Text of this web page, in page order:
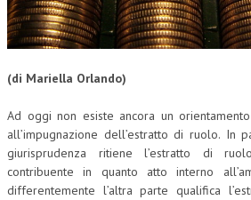
CORSI CE.S.E.D.
BROCHURE CE.S.E.D.
LA RIVISTA
(di Mariella Orlando)
Ad oggi non esiste ancora un
all’impugnazione dell’estratto di ruolo. In
giurisprudenza ritiene l’estratto di
contribuente in quanto atto interno
differentemente l’altra parte qualifica